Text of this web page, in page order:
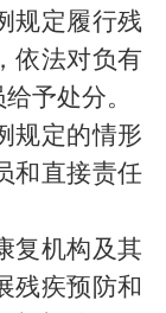
规定履行残
依法对负有
予处分。
规定的情形
和直接责任
复机构及其
残疾预防和